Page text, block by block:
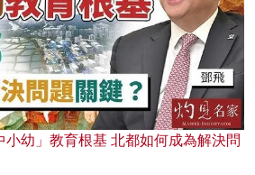
幼」教育根基 北都如何成為解決問